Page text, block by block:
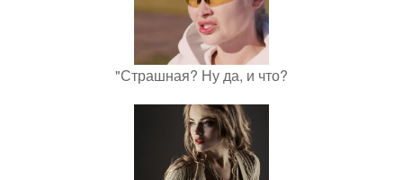
"Страшная? Ну да, и что?